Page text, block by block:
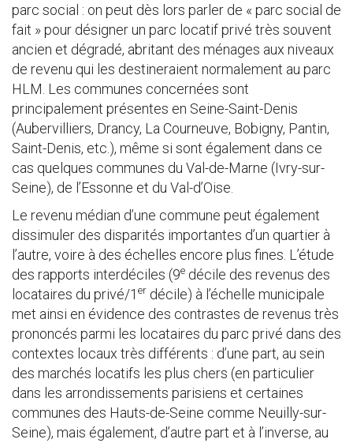
parc social : on peut dès lors parler de « parc social de
fait » pour désigner un parc locatif privé très souvent
ancien et dégradé, abritant des ménages aux niveaux
de revenu qui les destineraient normalement au parc
HLM. Les communes concernées sont
principalement présentes en Seine-Saint-Denis
(Aubervilliers, Drancy, La Courneuve, Bobigny, Pantin,
Saint-Denis, etc.), même si sont également dans ce
cas quelques communes du Val-de-Marne (Ivry-sur-
Seine), de l’Essonne et du Val-d’Oise.
Le revenu médian d’une commune peut également
dissimuler des disparités importantes d’un quartier à
l’autre, voire à des échelles encore plus fines. L’étude
des rapports interdéciles (9e décile des revenus des
locataires du privé/1 er décile) à l’échelle municipale
met ainsi en évidence des contrastes de revenus très
prononcés parmi les locataires du parc privé dans des
contextes locaux très différents : d’une part, au sein
des marchés locatifs les plus chers (en particulier
dans les arrondissements parisiens et certaines
communes des Hauts-de-Seine comme Neuilly-sur-
Seine), mais également, d’autre part et à l’inverse, au